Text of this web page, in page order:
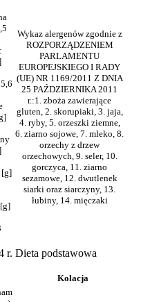
[g]
Wykaz alergenów zgodnie z
ROZPORZĄDZENIEM
PARLAMENTU
EUROPEJSKIEGO I RADY
(UE) NR 1169/2011 Z DNIA
25 PAŹDZIERNIKA 2011
r.:1. zboża zawierające
gluten, 2. skorupiaki, 3. jaja,
4. ryby, 5. orzeszki ziemne,
6. ziarno sojowe, 7. mleko, 8.
orzechy z drzew
orzechowych, 9. seler, 10.
gorczyca, 11. ziarno
sezamowe, 12. dwutlenek
siarki oraz siarczyny, 13.
łubiny, 14. mięczaki
r. Dieta podstawowa
Kolacja